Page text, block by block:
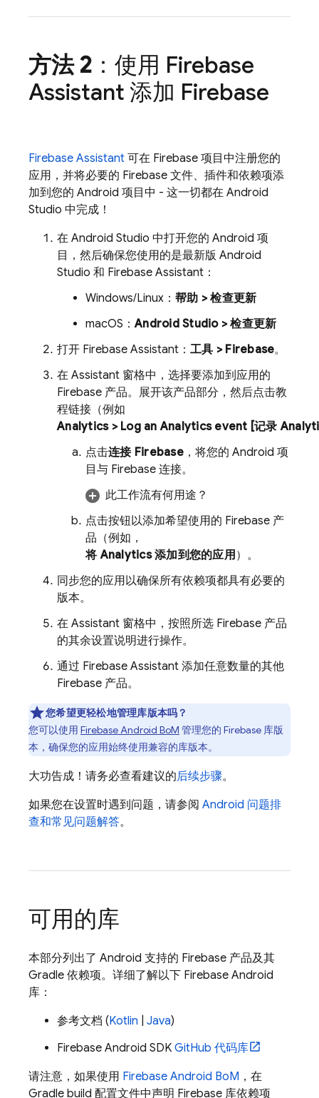
方法 2 ：使用 Firebase
Assistant 添加 Firebase
Firebase Assistant 可在 Firebase 项目中注册您的
应用，并将必要的 Firebase 文件、插件和依赖项添
加到您的 Android 项目中 - 这一切都在 Android
Studio 中完成！
在 Android Studio 中打开您的 Android 项
目，然后确保您使用的是最新版 Android
Studio 和 Firebase Assistant：
Windows/Linux： 帮助 > 检查更新
macOS：Android Studio > 检查更新
打开 Firebase Assistant： 工具 > Firebase。
在 Assistant 窗格中，选择要添加到应用的
Firebase 产品。展开该产品部分，然后点击教
程链接（例如
Analytics> Log an Analytics event [记录
点击连接 Firebase，将您的 Android 项
目与 Firebase 连接。
此工作流有何用途？
点击按钮以添加希望使用的 Firebase 产
品（例如，
将Analytics添加到您的应用）。
同步您的应用以确保所有依赖项都具有必要的
版本。
在 Assistant 窗格中，按照所选 Firebase 产品
的其余设置说明进行操作。
通过 Firebase Assistant 添加任意数量的其他
Firebase 产品。
您希望更轻松地管理库版本吗？
您可以使用 Firebase Android BoM 管理您的 Firebase 库版
本，确保您的应用始终使用兼容的库版本。
大功告成！请务必查看建议的后续步骤。
如果您在设置时遇到问题，请参阅 Android 问题排
查和常见问题解答。
可用的库
本部分列出了 Android 支持的 Firebase 产品及其
Gradle 依赖项。详细了解以下 Firebase Android
库：
参考文档 (Kotlin Java)
Firebase Android SDK GitHub 代码库
请注意，如果使用 Firebase Android BoM ，在
Gradle build 配置文件中声明 Firebase 库依赖项